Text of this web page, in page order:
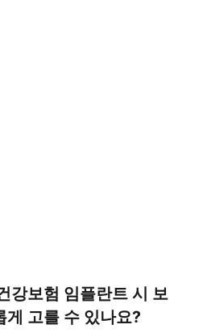
강보험 임플란트 시 보
게 고를 수 있나요?